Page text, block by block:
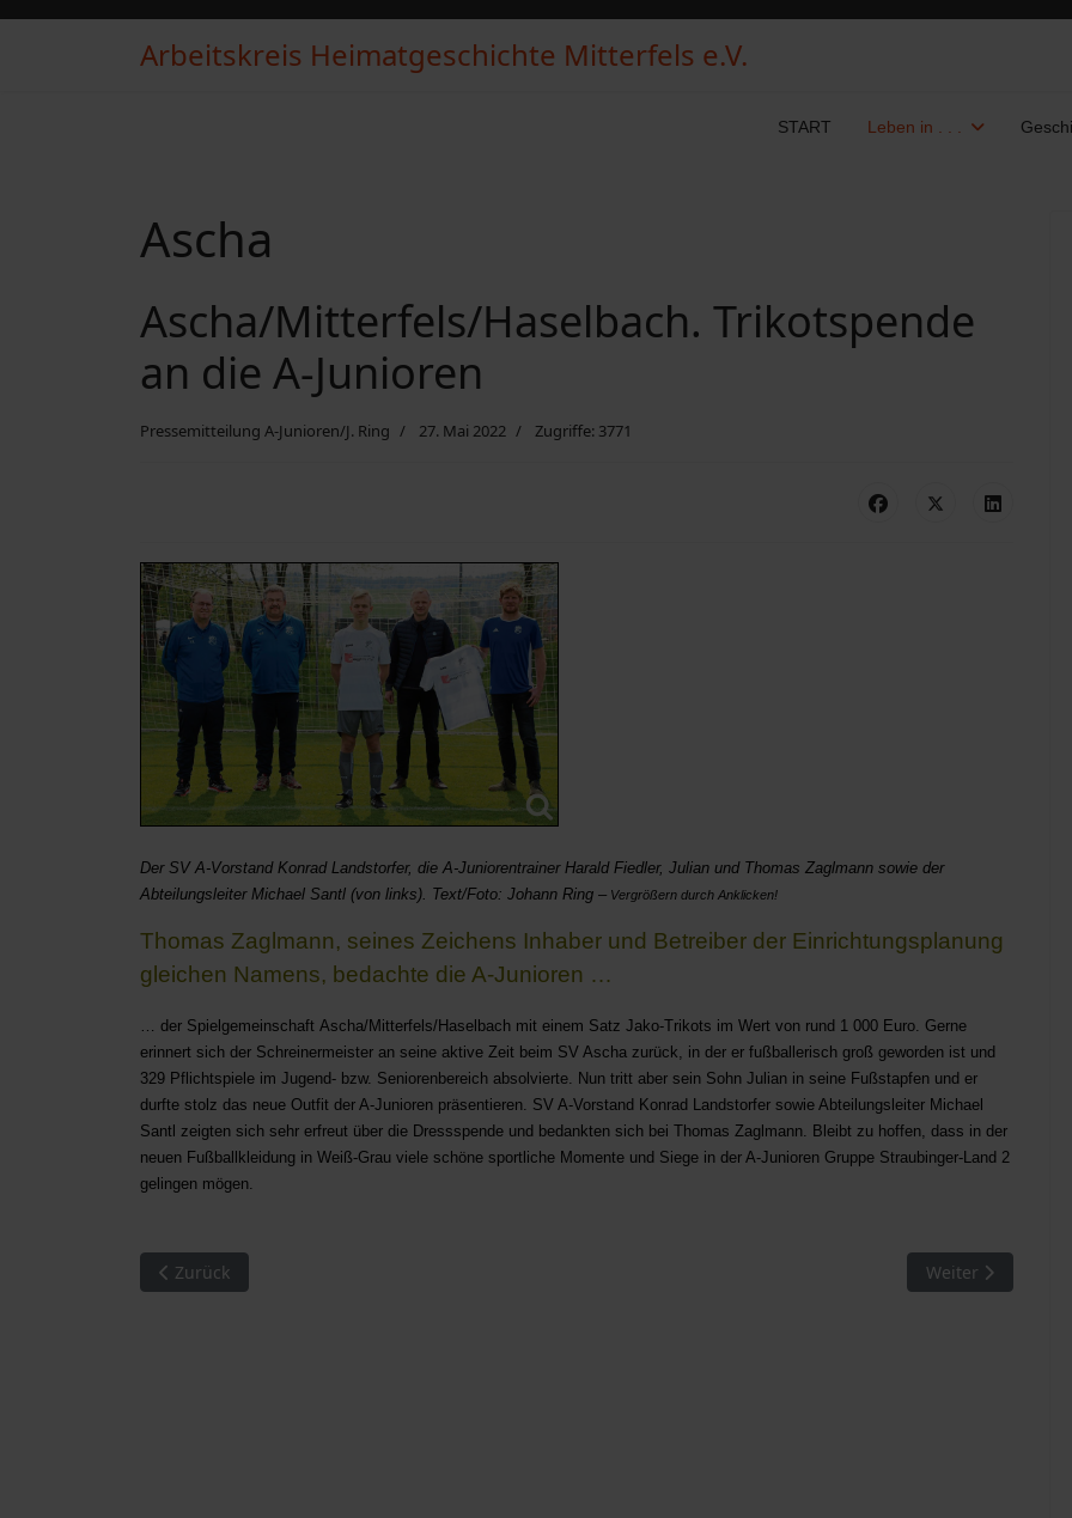
Arbeitskreis Heimatgeschichte Mitterfels e.V.
START Leben in . . .
Ascha
Ascha/Mitterfels/Haselbach. Trikotspende
an die A-Junioren
Pressemitteilung A-Junioren/J. Ring 27. Mai 2022 Zugriffe: 3771
Der SV A-Vorstand Konrad Landstorfer, die A-Juniorentrainer Harald Fiedler, Julian und Thomas Zaglmann sowie der
Abteilungsleiter Michael Santl (von links). Text/Foto: Johann Ring – Vergrößern durch Anklicken!
Thomas Zaglmann, seines Zeichens Inhaber und Betreiber der Einrichtungsplanung
gleichen Namens, bedachte die A-Junioren …
… der Spielgemeinschaft Ascha/Mitterfels/Haselbach mit einem Satz Jako-Trikots im Wert von rund 1 000 Euro. Gerne
erinnert sich der Schreinermeister an seine aktive Zeit beim SV Ascha zurück, in der er fußballerisch groß geworden ist und
329 Pflichtspiele im Jugend- bzw. Seniorenbereich absolvierte. Nun tritt aber sein Sohn Julian in seine Fußstapfen und er
durfte stolz das neue Outfit der A-Junioren präsentieren. SV A-Vorstand Konrad Landstorfer sowie Abteilungsleiter Michael
Santl zeigten sich sehr erfreut über die Dressspende und bedankten sich bei Thomas Zaglmann. Bleibt zu hoffen, dass in der
neuen Fußballkleidung in Weiß-Grau viele schöne sportliche Momente und Siege in der A-Junioren Gruppe Straubinger-Land 2
gelingen mögen.
Vorheriger Beitrag: Gschwendt. BBV-Führung neu gewählt
Zurück Nächster Beitrag:
Weiter